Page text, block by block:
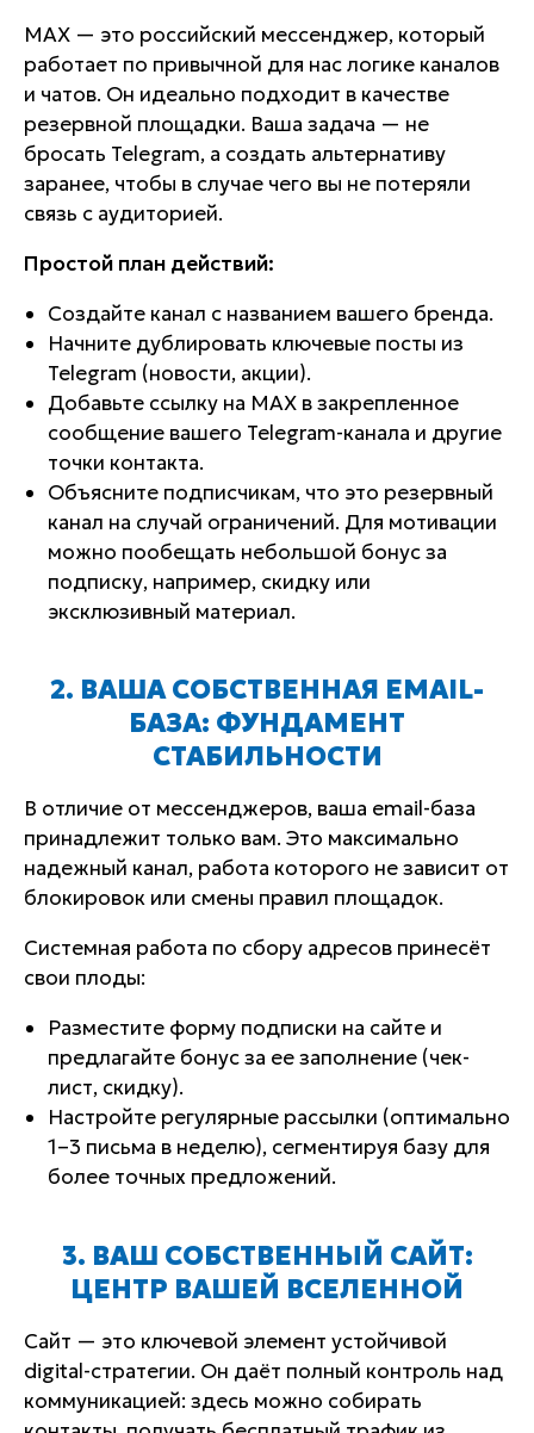
MAX — это российский мессенджер, который
работает по привычной для нас логике каналов
и чатов. Он идеально подходит в качестве
резервной площадки. Ваша задача — не
бросать Telegram, а создать альтернативу
заранее, чтобы в случае чего вы не потеряли
связь с аудиторией.
Простой план действий:
Создайте канал с названием вашего бренда.
Начните дублировать ключевые посты из
Telegram (новости, акции).
Добавьте ссылку на MAX в закрепленное
сообщение вашего Telegram-канала и другие
точки контакта.
Объясните подписчикам, что это резервный
канал на случай ограничений. Для мотивации
можно пообещать небольшой бонус за
подписку, например, скидку или
эксклюзивный материал.
2. ВАША СОБСТВЕННАЯ EMAIL-
БАЗА: ФУНДАМЕНТ
СТАБИЛЬНОСТИ
В отличие от мессенджеров, ваша email-база
принадлежит только вам. Это максимально
надежный канал, работа которого не зависит от
блокировок или смены правил площадок.
Системная работа по сбору адресов принесёт
свои плоды:
Разместите форму подписки на сайте и
предлагайте бонус за ее заполнение (чек-
лист, скидку).
Настройте регулярные рассылки (оптимально
1–3 письма в неделю), сегментируя базу для
более точных предложений.
3. ВАШ СОБСТВЕННЫЙ САЙТ:
ЦЕНТР ВАШЕЙ ВСЕЛЕННОЙ
Сайт — это ключевой элемент устойчивой
digital-стратегии. Он даёт полный контроль над
коммуникацией: здесь можно собирать